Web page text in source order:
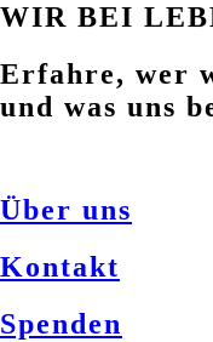
WIR BEI
Erfahre, wer
und was uns
Über uns
Kontakt
Spenden